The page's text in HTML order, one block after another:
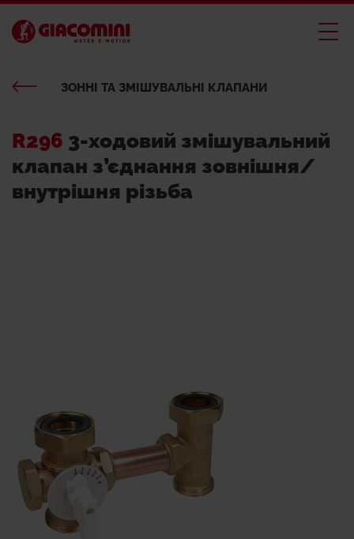
ЗОННІ ТА ЗМІШУВАЛЬНІ КЛАПАНИ
R296 3-ходовий змішувальний
клапан з’єднання зовнішня/
внутрішня різьба